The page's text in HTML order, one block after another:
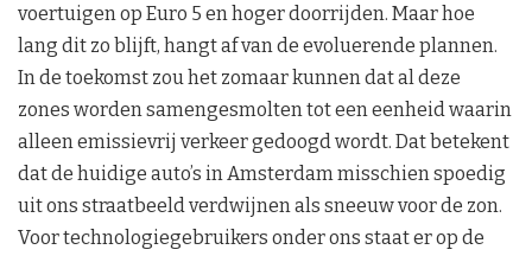
voertuigen op Euro 5 en hoger doorrijden. Maar hoe
lang dit zo blijft, hangt af van de evoluerende plannen.
In de toekomst zou het zomaar kunnen dat al deze
zones worden samengesmolten tot een eenheid waarin
alleen emissievrij verkeer gedoogd wordt. Dat betekent
dat de huidige auto’s in Amsterdam misschien spoedig
uit ons straatbeeld verdwijnen als sneeuw voor de zon.
Voor technologiegebruikers onder ons staat er op de